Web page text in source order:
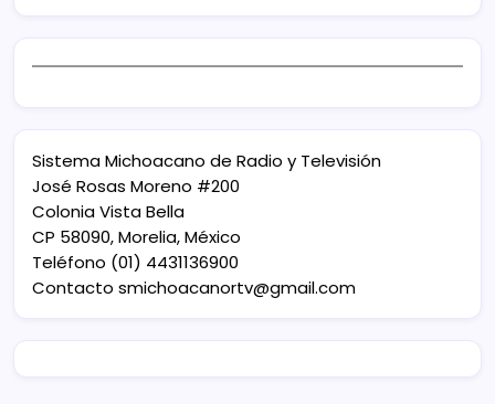
Sistema Michoacano de Radio y Televisión
José Rosas Moreno #200
Colonia Vista Bella
CP 58090, Morelia, México
Teléfono (01) 4431136900
Contacto smichoacanortv@gmail.com